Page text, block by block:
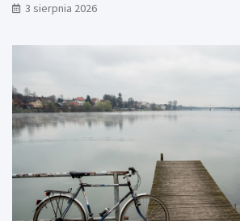
3 sierpnia 2026